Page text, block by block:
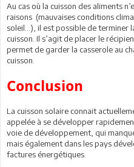
Au cas où la cuisson des aliments
raisons (mauvaises conditions
soleil…), il est possible de
cuisson. Il s’agit de placer le
permet de garder la casserole au
cuisson.
Conclusion
La cuisson solaire connait
appelée à se développer
voie de développement, qui
mais également dans les pays
factures énergétiques.